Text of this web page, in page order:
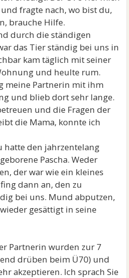
fragte nach, wo bist du,
brauche Hilfe.
durch die ständigen
das Tier ständig bei uns in
kam täglich mit seiner
und heulte rum.
meine Partnerin mit ihm
und blieb dort sehr lange.
und die Fragen der
die Mama, konnte ich
hatte den jahrzentelang
Pascha. Weder
der war wie ein kleines
dann an, den zu
bei uns. Mund abputzen,
gesättigt in seine
Partnerin wurden zur 7
drüben beim Ü70) und
akzeptieren. Ich sprach Sie